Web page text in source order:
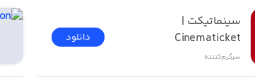
Cinematicket
سرگرم‌کننده
دانلود